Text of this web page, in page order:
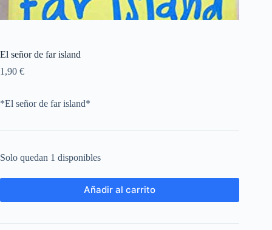
El señor de far island
1,90 €
*El señor de far island*
Solo quedan 1 disponibles
Añadir al carrito